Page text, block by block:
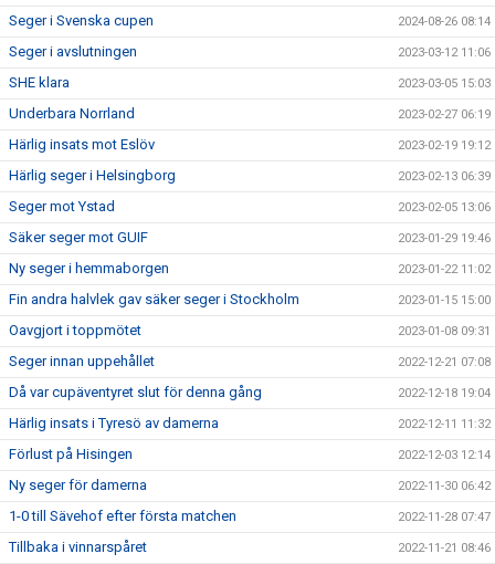
Seger i Svenska cupen 2024-08-26 08:14
Seger i avslutningen 2023-03-12 11:06
SHE klara 2023-03-05 15:03
Underbara Norrland 2023-02-27 06:19
Härlig insats mot Eslöv 2023-02-19 19:12
Härlig seger i Helsingborg 2023-02-13 06:39
Seger mot Ystad 2023-02-05 13:06
Säker seger mot GUIF 2023-01-29 19:46
Ny seger i hemmaborgen 2023-01-22 11:02
Fin andra halvlek gav säker seger i Stockholm 2023-01-15 15:00
Oavgjort i toppmötet 2023-01-08 09:31
Seger innan uppehållet 2022-12-21 07:08
Då var cupäventyret slut för denna gång 2022-12-18 19:04
Härlig insats i Tyresö av damerna 2022-12-11 11:32
Förlust på Hisingen 2022-12-03 12:14
Ny seger för damerna 2022-11-30 06:42
1-0 till Sävehof efter första matchen 2022-11-28 07:47
Tillbaka i vinnarspåret 2022-11-21 08:46